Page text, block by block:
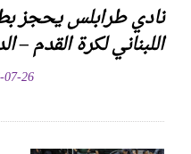
نادي طرابلس يحجز
اللبناني لكرة القدم –
26